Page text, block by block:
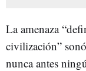
La amenaza
civilización”
nunca antes